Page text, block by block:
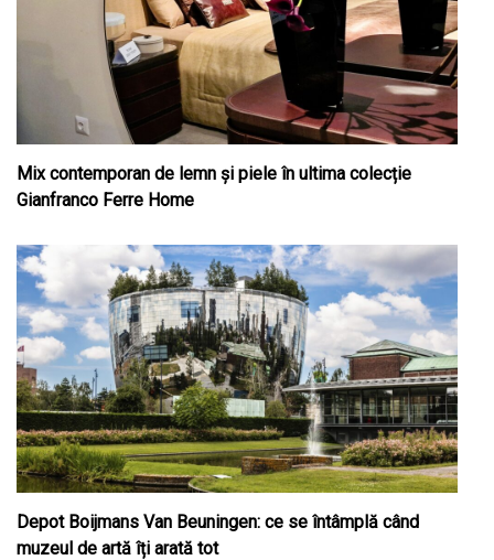
Mix contemporan de lemn şi piele în ultima colecție
Gianfranco Ferre Home
Depot Boijmans Van Beuningen: ce se întâmplă când
muzeul de artă îți arată tot